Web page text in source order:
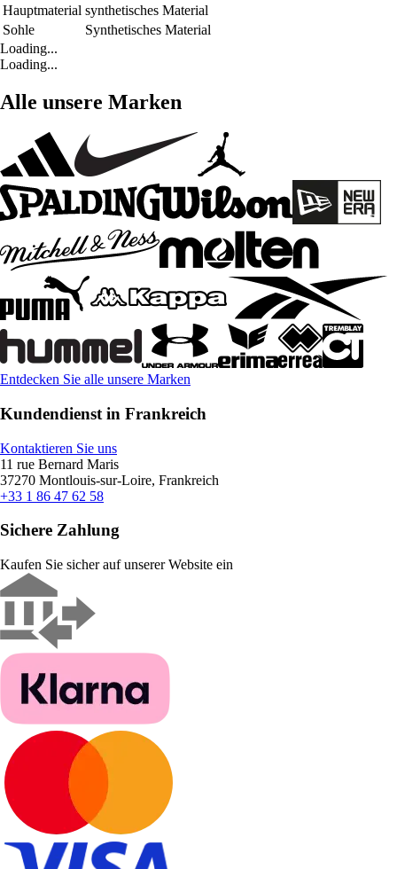
Hauptmaterial synthetisches Material
Sohle
Synthetisches Material
Loading...
Loading...
Alle unsere Marken
Entdecken Sie alle unsere Marken
Kundendienst in Frankreich
Kontaktieren Sie uns
11 rue Bernard Maris
37270 Montlouis-sur-Loire, Frankreich
+33 1 86 47 62 58
Sichere Zahlung
Kaufen Sie sicher auf unserer Website ein